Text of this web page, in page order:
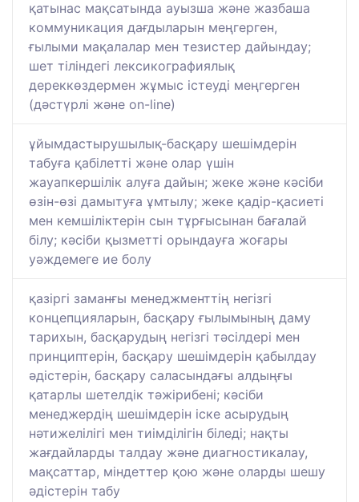
қатынас мақсатында ауызша және жазбаша
коммуникация дағдыларын меңгерген,
ғылыми мақалалар мен тезистер дайындау;
шет тіліндегі лексикографиялық
дереккөздермен жұмыс істеуді меңгерген
(дәстүрлі және on-line)
ұйымдастырушылық-басқару шешімдерін
табуға қабілетті және олар үшін
жауапкершілік алуға дайын; жеке және кәсіби
өзін-өзі дамытуға ұмтылу; жеке қадір-қасиеті
мен кемшіліктерін сын тұрғысынан бағалай
білу; кәсіби қызметті орындауға жоғары
уәждемеге ие болу
қазіргі заманғы менеджменттің негізгі
концепцияларын, басқару ғылымының даму
тарихын, басқарудың негізгі тәсілдері мен
принциптерін, басқару шешімдерін қабылдау
әдістерін, басқару саласындағы алдыңғы
қатарлы шетелдік тәжірибені; кәсіби
менеджердің шешімдерін іске асырудың
нәтижелілігі мен тиімділігін біледі; нақты
жағдайларды талдау және диагностикалау,
мақсаттар, міндеттер қою және оларды шешу
әдістерін табу